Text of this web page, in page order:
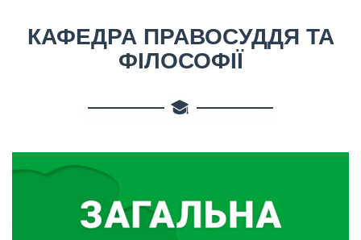
КАФЕДРА ПРАВОСУДДЯ ТА
ФІЛОСОФІЇ